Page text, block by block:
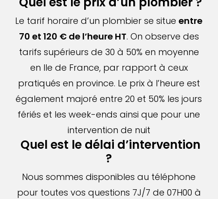
Le tarif horaire d’un plombier se situeentre
70 et 120 € de l’heure HT. On observe des
tarifs supérieurs de 30 à 50% en moyenne
en Ile de France, par rapport à ceux
pratiqués en province. Le prix à l’heure est
également majoré entre 20 et 50% les jours
fériés et les week-ends ainsi que pour une
intervention de nuit
Quel est le délai d’intervention
?
Nous sommes disponibles au téléphone
pour toutes vos questions 7J/7 de 07H00 à